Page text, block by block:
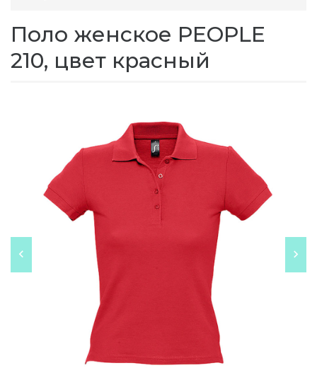
Поло женское PEOPLE
210, цвет красный